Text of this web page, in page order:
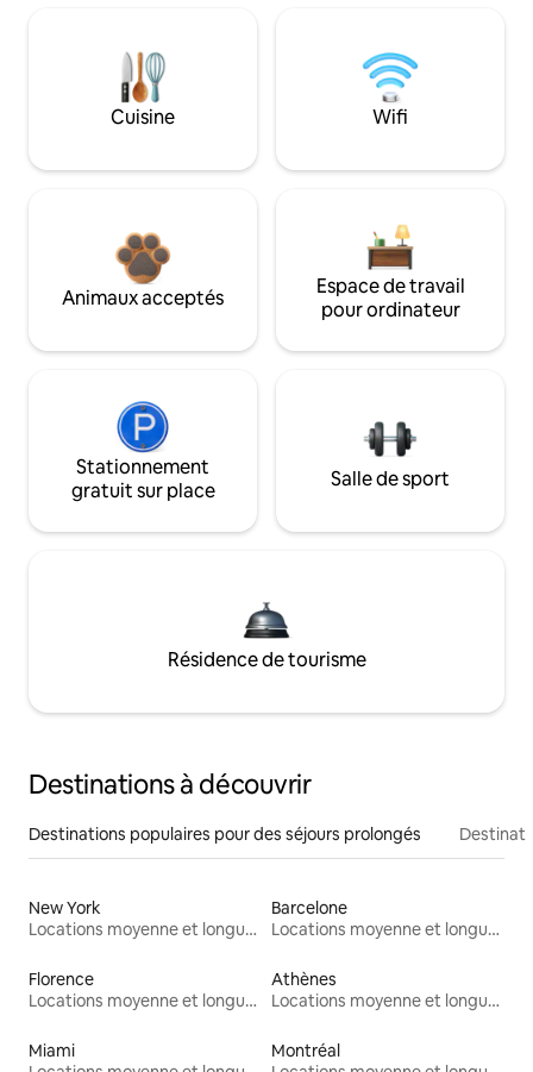
Cuisine Wifi
Animaux acceptés
Espace de travail
pour ordinateur
Stationnement
gratuit sur place
Salle de sport
Résidence de tourisme
Destinations à découvrir
Destinations populaires pour des séjours prolongés
New York
Locations moyenne et longue durée
Barcelone
Locations moyenne et longue durée
Florence
Locations moyenne et longue durée
Athènes
Locations moyenne et longue durée
Miami
Montréal